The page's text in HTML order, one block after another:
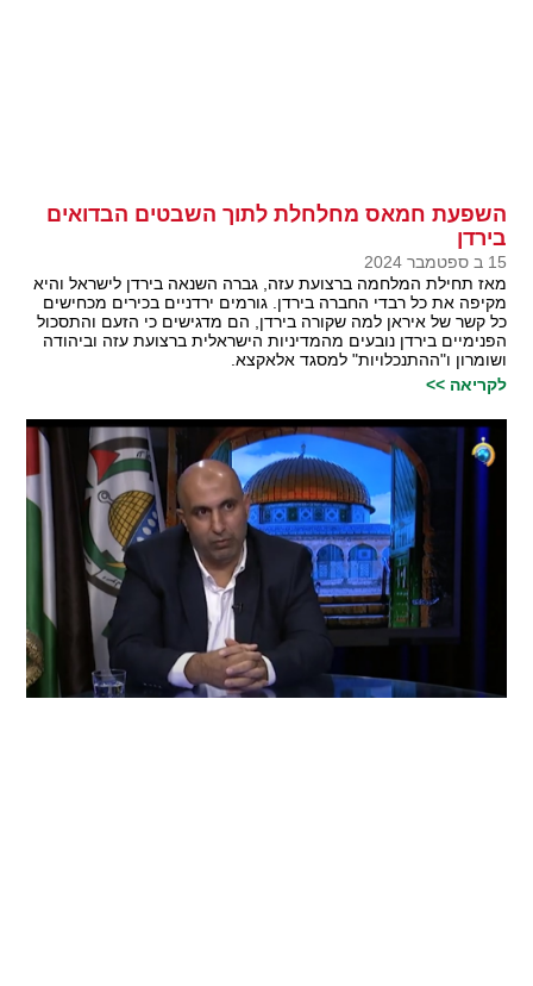
השפעת חמאס מחלחלת לתוך השבטים הבדואים
בירדן
15 ב ספטמבר 2024
מאז תחילת המלחמה ברצועת עזה, גברה השנאה בירדן לישראל והיא
מקיפה את כל רבדי החברה בירדן. גורמים ירדניים בכירים מכחישים
כל קשר של איראן למה שקורה בירדן, הם מדגישים כי הזעם והתסכול
הפנימיים בירדן נובעים מהמדיניות הישראלית ברצועת עזה וביהודה
ושומרון ו"ההתנכלויות" למסגד אלאקצא.
לקריאה >>